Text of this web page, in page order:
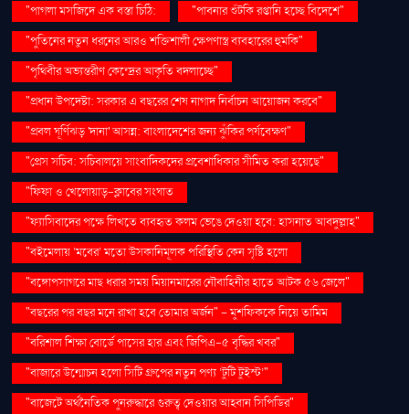
"পাগলা মসজিদে এক বস্তা চিঠি:
"পাবনার শুঁটকি রপ্তানি হচ্ছে বিদেশে"
"পুতিনের নতুন ধরনের আরও শক্তিশালী ক্ষেপণাস্ত্র ব্যবহারের হুমকি"
"পৃথিবীর অভ্যন্তরীণ কেন্দ্রের আকৃতি বদলাচ্ছে"
"প্রধান উপদেষ্টা: সরকার এ বছরের শেষ নাগাদ নির্বাচন আয়োজন করবে"
"প্রবল ঘূর্ণিঝড় 'দানা' আসন্ন: বাংলাদেশের জন্য ঝুঁকির পর্যবেক্ষণ"
"প্রেস সচিব: সচিবালয়ে সাংবাদিকদের প্রবেশাধিকার সীমিত করা হয়েছে"
"ফিফা ও খেলোয়াড়-ক্লাবের সংঘাত
"ফ্যাসিবাদের পক্ষে লিখতে ব্যবহৃত কলম ভেঙে দেওয়া হবে: হাসনাত আবদুল্লাহ"
"বইমেলায় ‘মবের’ মতো উসকানিমূলক পরিস্থিতি কেন সৃষ্টি হলো
"বঙ্গোপসাগরে মাছ ধরার সময় মিয়ানমারের নৌবাহিনীর হাতে আটক ৫৬ জেলে"
"বছরের পর বছর মনে রাখা হবে তোমার অর্জন" – মুশফিককে নিয়ে তামিম
"বরিশাল শিক্ষা বোর্ডে পাসের হার এবং জিপিএ-৫ বৃদ্ধির খবর"
"বাজারে উন্মোচন হলো সিটি গ্রুপের নতুন পণ্য ‘টুটি টুইস্ট’"
"বাজেটে অর্থনৈতিক পুনরুদ্ধারে গুরুত্ব দেওয়ার আহ্বান সিপিডির"